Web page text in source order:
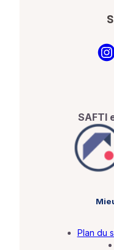
SAFTI
Plan du